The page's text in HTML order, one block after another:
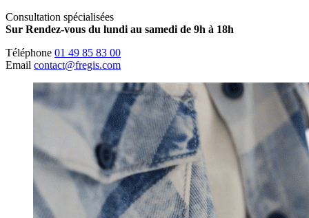
Consultation spécialisées
Sur Rendez-vous du lundi au samedi de 9h à 18h
Téléphone 01 49 85 83 00
Email contact@fregis.com